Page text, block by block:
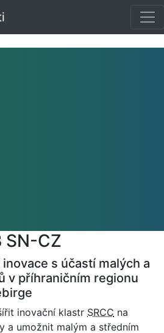
SN-CZ
s účastí malých a
v příhraničním regionu
inovační klastr SRCC na
a umožnit malým a středním